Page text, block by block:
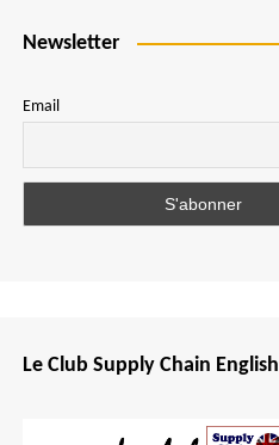
Newsletter
Email
Le Club Supply Chain English